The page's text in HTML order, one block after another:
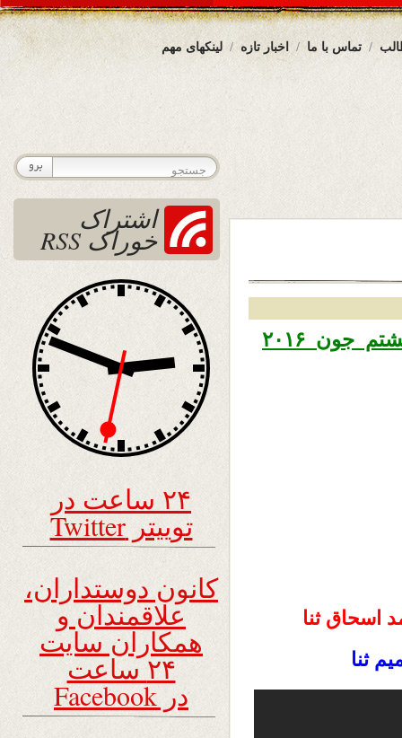
لینکهای مهم اخبار تازه تماس با ما
اسحاق ثنا
ثنا
اشتراک
خوراک RSS
۲۴ ساعت در
توییتر Twitter
کانون دوستداران،
علاقمندان و
همکاران سایت
۲۴ ساعت
در Facebook